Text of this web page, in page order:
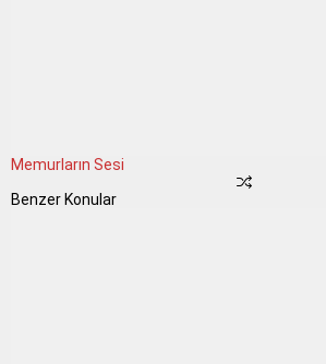
Memurların Sesi
Benzer Konular